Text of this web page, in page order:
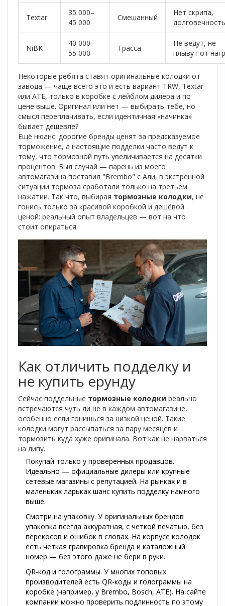
Textar
35 000–
45 000
Смешанный
Нет скрипа,
долговечность
NiBK
40 000–
55 000
Трасса
Не ведут, не
плывут от
Некоторые ребята ставят оригинальные колодки от
завода — чаще всего это и есть вариант TRW, Textar
или ATE, только в коробке с лейблом дилера и по
цене выше. Оригинал или нет — выбирать тебе, но
смысл переплачивать, если идентичная «начинка»
бывает дешевле?
Ещё нюанс: дорогие бренды ценят за предсказуемое
торможение, а настоящие подделки часто ведут к
тому, что тормозной путь увеличивается на десятки
процентов. Был случай — парень из моего
автомагазина поставил "Brembo" с Али, в экстренной
ситуации тормоза сработали только на третьем
нажатии. Так что, выбирая тормозные колодки, не
гонись только за красивой коробкой и дешёвой
ценой: реальный опыт владельцев — вот на что
стоит опираться.
Как отличить подделку и
не купить ерунду
Сейчас поддельные тормозные колодки реально
встречаются чуть ли не в каждом автомагазине,
особенно если гонишься за низкой ценой. Такие
колодки могут рассыпаться за пару месяцев и
тормозить куда хуже оригинала. Вот как не нарваться
на липу.
Покупай только у проверенных продавцов.
Идеально — официальные дилеры или крупные
сетевые магазины с репутацией. На рынках и в
маленьких ларьках шанс купить подделку намного
выше.
Смотри на упаковку. У оригинальных брендов
упаковка всегда аккуратная, с четкой печатью, без
перекосов и ошибок в словах. На корпусе колодок
есть четкая гравировка бренда и каталожный
номер — без этого даже не бери в руки.
QR-код и голограммы. У многих топовых
производителей есть QR-коды и голограммы на
коробке (например, у Brembo, Bosch, ATE). На сайте
компании можно проверить подлинность по этому